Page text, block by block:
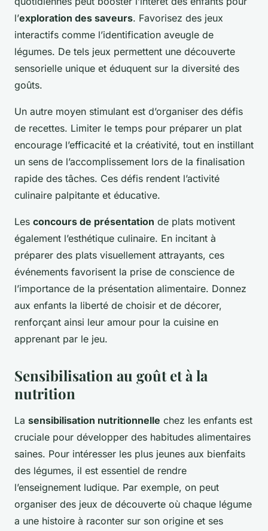
l’exploration des saveurs. Favorisez des jeux
interactifs comme l’identification aveugle de
légumes. De tels jeux permettent une découverte
sensorielle unique et éduquent sur la diversité des
goûts.
Un autre moyen stimulant est d’organiser des défis
de recettes. Limiter le temps pour préparer un plat
encourage l’efficacité et la créativité, tout en instillant
un sens de l’accomplissement lors de la finalisation
rapide des tâches. Ces défis rendent l’activité
culinaire palpitante et éducative.
Les concours de présentation de plats motivent
également l’esthétique culinaire. En incitant à
préparer des plats visuellement attrayants, ces
événements favorisent la prise de conscience de
l’importance de la présentation alimentaire. Donnez
aux enfants la liberté de choisir et de décorer,
renforçant ainsi leur amour pour la cuisine en
apprenant par le jeu.
Sensibilisation au goût et à la
nutrition
La sensibilisation nutritionnelle chez les enfants est
cruciale pour développer des habitudes alimentaires
saines. Pour intéresser les plus jeunes aux bienfaits
des légumes, il est essentiel de rendre
l’enseignement ludique. Par exemple, on peut
organiser des jeux de découverte où chaque légume
a une histoire à raconter sur son origine et ses